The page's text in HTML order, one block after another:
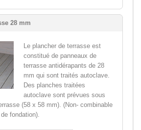
28 mm
Le plancher de terrasse est
constitué de panneaux de
terrasse antidérapants de 28
mm qui sont traités autoclave.
Des planches traitées
autoclave sont prévues sous
(58 x 58 mm). (Non- combinable
fondation).